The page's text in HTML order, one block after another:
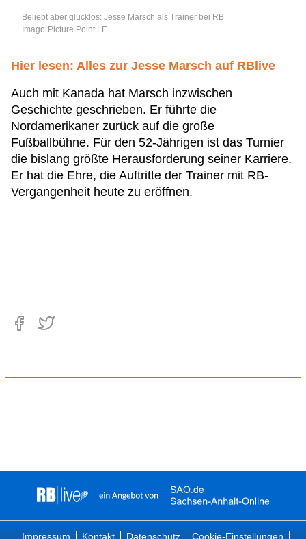
Beliebt aber glücklos: Jesse Marsch als Trainer bei RB
Imago Picture Point LE
Hier lesen: Alles zur Jesse Marsch auf RBlive
Auch mit Kanada hat Marsch inzwischen
Geschichte geschrieben. Er führte die
Nordamerikaner zurück auf die große
Fußballbühne. Für den 52-Jährigen ist das Turnier
die bislang größte Herausforderung seiner Karriere.
Er hat die Ehre, die Auftritte der Trainer mit RB-
Vergangenheit heute zu eröffnen.
Impressum Kontakt Datenschutz Cookie-Einstellungen